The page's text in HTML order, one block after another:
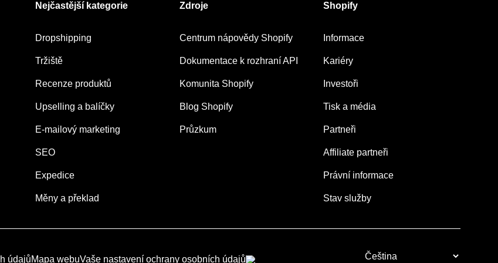
Nejčastější kategorie
Dropshipping
Tržiště
Recenze produktů
Upselling a balíčky
E-mailový marketing
SEO
Expedice
Měny a překlad
Zdroje
Centrum nápovědy Shopify
Dokumentace k rozhraní API
Komunita Shopify
Blog Shopify
Průzkum
Shopify
Informace
Kariéry
Investoři
Tisk a média
Partneři
Affiliate partneři
Právní informace
Stav služby
údajůMapa webuVaše nastavení ochrany osobních údajů